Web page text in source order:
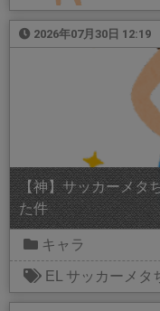
2026年07月30日 12:19
【神】サッカーメタ
た件
キャラ
EL サッカーメタ